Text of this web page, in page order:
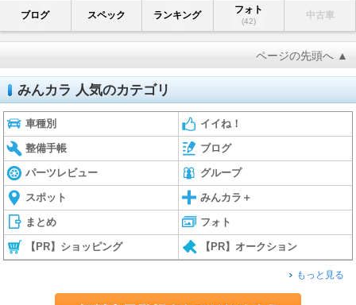
ブログ スペック ランキング フォト
(42)
中古車
ページの先頭へ ▲
みんカラ 人気のカテゴリ
車種別 イイね！
整備手帳 ブログ
パーツレビュー グループ
スポット みんカラ＋
まとめ フォト
【PR】ショッピング 【PR】オークション
もっと見る